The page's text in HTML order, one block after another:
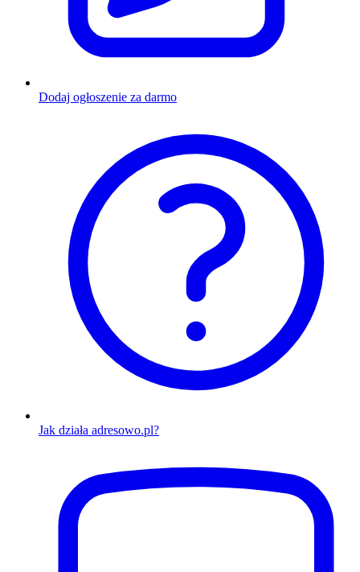
Dodaj ogłoszenie za darmo
Jak działa adresowo.pl?